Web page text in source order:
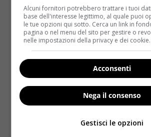
Elena Sofia Ricci e il flash mob
Alcuni fornitori potrebbero trattare i tuoi
base dell'interesse legittimo, al quale puoi
le tue opzioni qui sotto. Cerca un link in
pagina o nel menu del sito per gestire o
nelle impostazioni della privacy e dei cookie.
Acconsenti
Nega il consenso
Gestisci le opzioni